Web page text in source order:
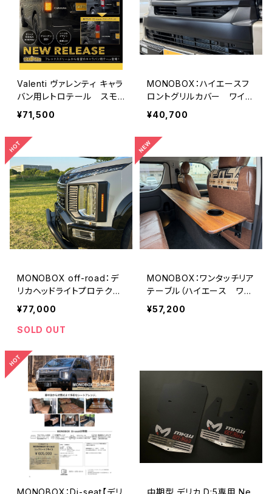
Valenti ヴァレンティ キャラ
バン用レトロテール スモ
ーク/グロスブラック
¥71,500
MONOBOX：ハイエースフ
ロントグリルカバー ワイド
用（AES）※6型以降
¥40,700
MONOBOX off-road：デ
リカヘッドライトプロテクタ
ー ※入荷予定8月
¥77,000
SOLD OUT
MONOBOX：ワンタッチリア
テーブル（ハイエース ワイ
ド用）
¥57,200
MONOBOX：Di-seat【デリ 中期型 デリカ D:5専用 Ne